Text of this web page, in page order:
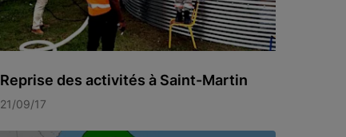
Reprise des activités à Saint-Martin
21/09/17